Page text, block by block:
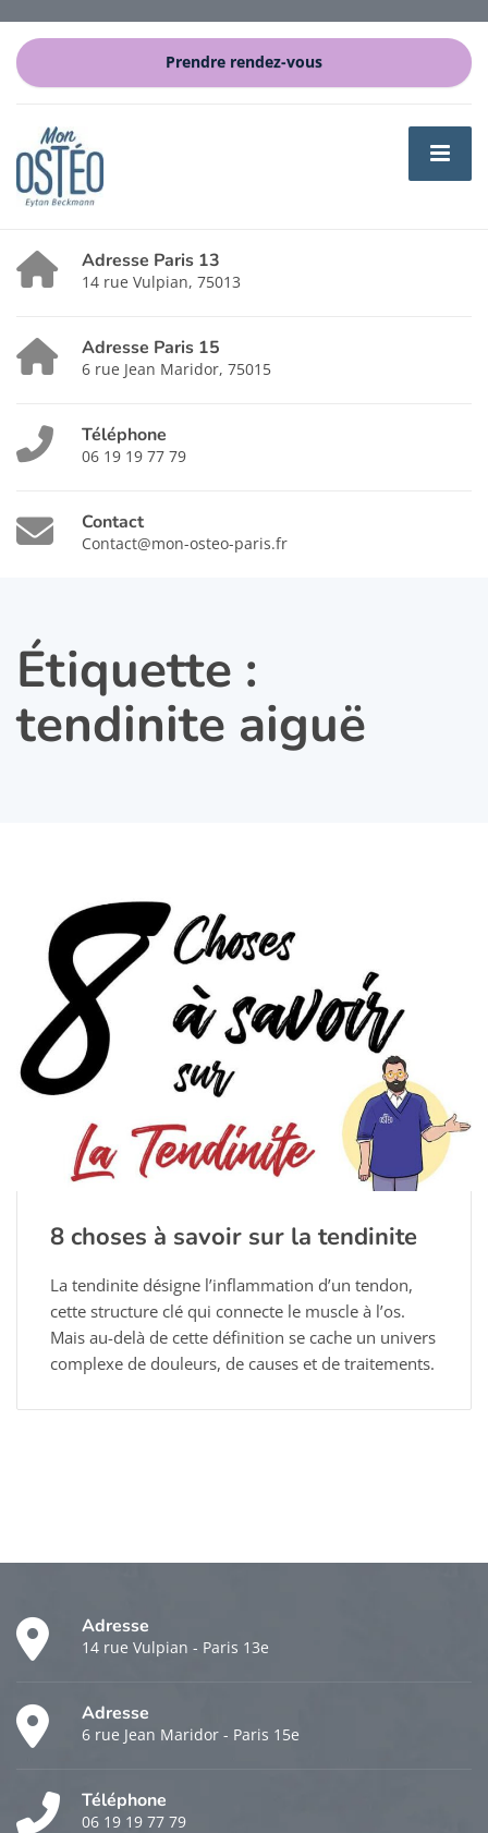
Prendre rendez-vous
Adresse Paris 13
14 rue Vulpian, 75013
Adresse Paris 15
6 rue Jean Maridor, 75015
Téléphone
06 19 19 77 79
Contact
Contact@mon-osteo-paris.fr
Étiquette :
tendinite aiguë
8 choses à savoir sur la tendinite
La tendinite désigne l’inflammation d’un tendon,
cette structure clé qui connecte le muscle à l’os.
Mais au-delà de cette définition se cache un univers
complexe de douleurs, de causes et de traitements.
Adresse
14 rue Vulpian - Paris 13e
Adresse
6 rue Jean Maridor - Paris 15e
Téléphone
06 19 19 77 79